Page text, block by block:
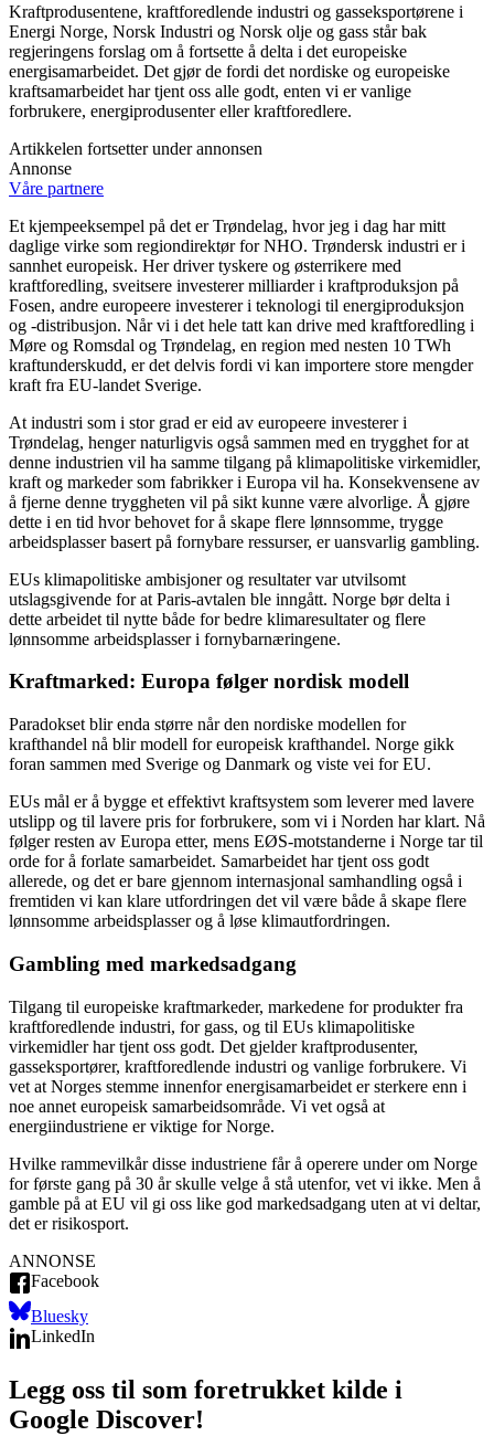
Kraftprodusentene, kraftforedlende industri og gasseksportørene i
Energi Norge, Norsk Industri og Norsk olje og gass står bak
regjeringens forslag om å fortsette å delta i det europeiske
energisamarbeidet. Det gjør de fordi det nordiske og europeiske
kraftsamarbeidet har tjent oss alle godt, enten vi er vanlige
forbrukere, energiprodusenter eller kraftforedlere.
Artikkelen fortsetter under annonsen
Annonse
Våre partnere
Et kjempeeksempel på det er Trøndelag, hvor jeg i dag har mitt
daglige virke som regiondirektør for NHO. Trøndersk industri er i
sannhet europeisk. Her driver tyskere og østerrikere med
kraftforedling, sveitsere investerer milliarder i kraftproduksjon på
Fosen, andre europeere investerer i teknologi til energiproduksjon
og -distribusjon. Når vi i det hele tatt kan drive med kraftforedling i
Møre og Romsdal og Trøndelag, en region med nesten 10 TWh
kraftunderskudd, er det delvis fordi vi kan importere store mengder
kraft fra EU-landet Sverige.
At industri som i stor grad er eid av europeere investerer i
Trøndelag, henger naturligvis også sammen med en trygghet for at
denne industrien vil ha samme tilgang på klimapolitiske virkemidler,
kraft og markeder som fabrikker i Europa vil ha. Konsekvensene av
å fjerne denne tryggheten vil på sikt kunne være alvorlige. Å gjøre
dette i en tid hvor behovet for å skape flere lønnsomme, trygge
arbeidsplasser basert på fornybare ressurser, er uansvarlig gambling.
EUs klimapolitiske ambisjoner og resultater var utvilsomt
utslagsgivende for at Paris-avtalen ble inngått. Norge bør delta i
dette arbeidet til nytte både for bedre klimaresultater og flere
lønnsomme arbeidsplasser i fornybarnæringene.
Kraftmarked: Europa følger nordisk modell
Paradokset blir enda større når den nordiske modellen for
krafthandel nå blir modell for europeisk krafthandel. Norge gikk
foran sammen med Sverige og Danmark og viste vei for EU.
EUs mål er å bygge et effektivt kraftsystem som leverer med lavere
utslipp og til lavere pris for forbrukere, som vi i Norden har klart. Nå
følger resten av Europa etter, mens EØS-motstanderne i Norge tar til
orde for å forlate samarbeidet. Samarbeidet har tjent oss godt
allerede, og det er bare gjennom internasjonal samhandling også i
fremtiden vi kan klare utfordringen det vil være både å skape flere
lønnsomme arbeidsplasser og å løse klimautfordringen.
Gambling med markedsadgang
Tilgang til europeiske kraftmarkeder, markedene for produkter fra
kraftforedlende industri, for gass, og til EUs klimapolitiske
virkemidler har tjent oss godt. Det gjelder kraftprodusenter,
gasseksportører, kraftforedlende industri og vanlige forbrukere. Vi
vet at Norges stemme innenfor energisamarbeidet er sterkere enn i
noe annet europeisk samarbeidsområde. Vi vet også at
energiindustriene er viktige for Norge.
Hvilke rammevilkår disse industriene får å operere under om Norge
for første gang på 30 år skulle velge å stå utenfor, vet vi ikke. Men å
gamble på at EU vil gi oss like god markedsadgang uten at vi deltar,
det er risikosport.
ANNONSE
Facebook
Bluesky
LinkedIn
Legg oss til som foretrukket kilde i
Google Discover!